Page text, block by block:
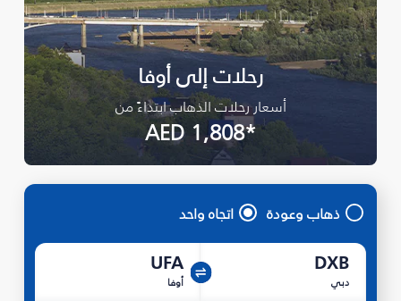
رحلات إلى أوفا
أسعار رحلات الذهاب ابتداءً من
*AED 1,808
ذهاب وعودة اتجاه واحد
DXB
دبي
UFA
أوفا